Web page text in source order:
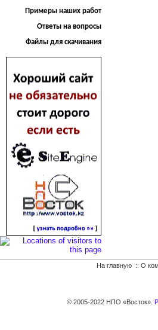
Примеры наших работ
Ответы на вопросы
Файлы для скачивания
На главную :: О
© 2005-2022 НПО «Восток».